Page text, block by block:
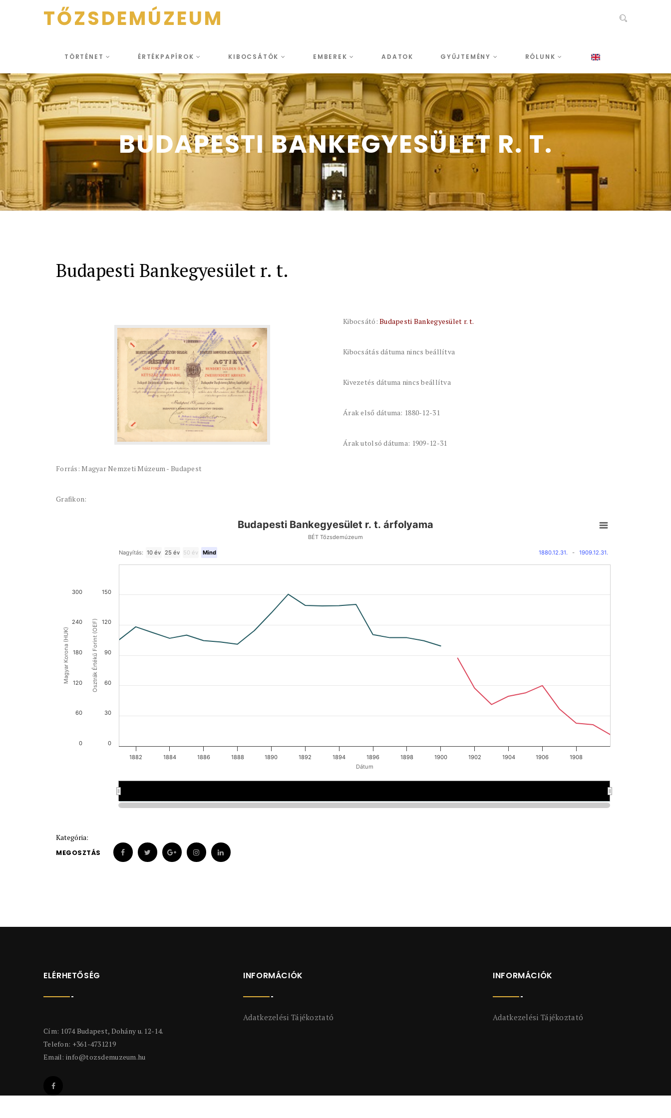
TŐZSDEMÚZEUM
TÖRTÉNET ÉRTÉKPAPÍROK KIBOCSÁTÓK EMBEREK ADATOK GYŰJTEMÉNY RÓLUNK
BUDAPESTI BANKEGYESÜLET R. T.
Budapesti Bankegyesület r. t.
Forrás: Magyar Nemzeti Múzeum - Budapest
Kibocsátó:Budapesti Bankegyesület r. t.
Kibocsátás dátuma nincs beállítva
Kivezetés dátuma nincs beállítva
Árak első dátuma: 1880-12-31
Árak utolsó dátuma: 1909-12-31
Grafikon:
Dátum
Osztrák Értékű Forint (OEF)
Magyar Korona (HUK)
Budapesti Bankegyesület r. t. árfolyama
BÉT Tőzsdemúzeum
Nagyítás: 10 év 25 év 50 év Mind 1880.12.31. - 1909.12.31.
1882 1884 1886 1888 1890 1892 1894 1896 1898 1900 1902 1904 1906 1908
0
30
60
90
120
150
0
60
120
180
240
300
Kategória:
MEGOSZTÁS
ELÉRHETŐSÉG
Cím: 1074 Budapest, Dohány u. 12-14.
Telefon: +361-4731219
Email: info@tozsdemuzeum.hu
INFORMÁCIÓK
Adatkezelési Tájékoztató
INFORMÁCIÓK
Adatkezelési Tájékoztató